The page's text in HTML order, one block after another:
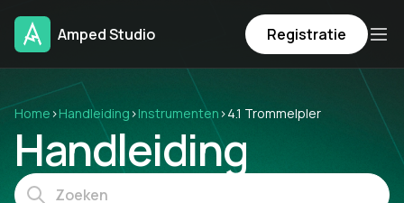
Amped Studio Registratie
Home ›Handleiding ›Instrumenten ›4.1 Trommelpler
Handleiding